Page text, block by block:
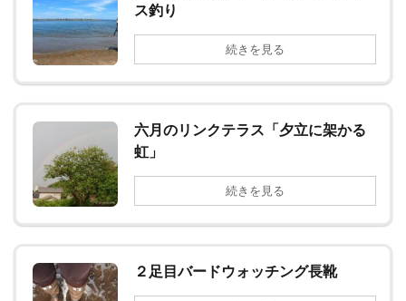
ス釣り
続きを見る
六月のリンクテラス「夕立に架かる
虹」
続きを見る
２足目バードウォッチング長靴